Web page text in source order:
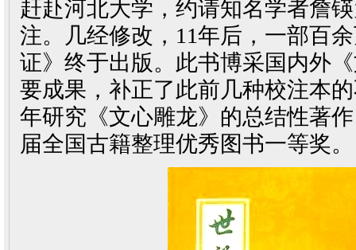
赶赴河北大学，约请知名学者詹
注。几经修改，11年后，一部百
证》终于出版。此书博采国内外
要成果，补正了此前几种校注本
年研究《文心雕龙》的总结性著
届全国古籍整理优秀图书一等奖。